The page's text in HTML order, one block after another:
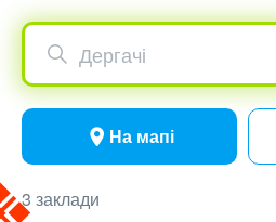
Дергачі
На мапі
3 заклади